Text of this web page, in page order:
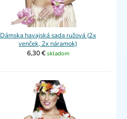
Dámska havajská sada ružová (2x
venček, 2x náramok)
6,30 € skladom